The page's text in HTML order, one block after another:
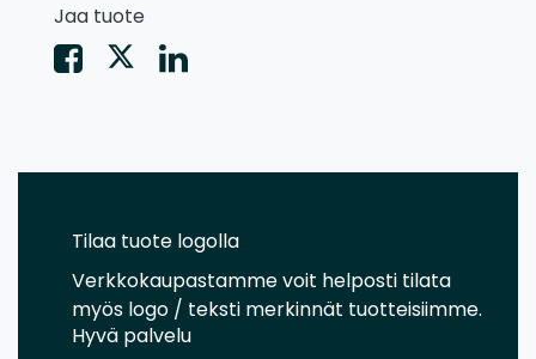
Jaa tuote
Tilaa tuote logolla
Verkkokaupastamme voit helposti tilata
myös logo / teksti merkinnät tuotteisiimme.
Hyvä palvelu